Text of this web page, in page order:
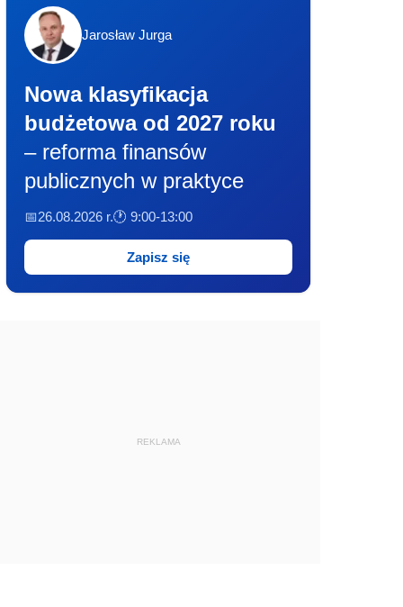
Jarosław Jurga
Nowa klasyfikacja
budżetowa od 2027 roku
– reforma finansów
publicznych w praktyce
📅26.08.2026 r.🕐 9:00-13:00
Zapisz się
REKLAMA